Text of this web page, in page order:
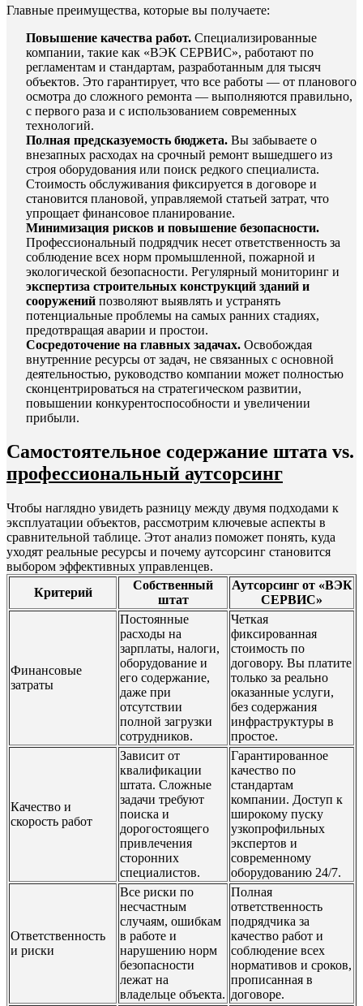
Главные преимущества, которые вы получаете:
Повышение качества работ. Специализированные
компании, такие как «ВЭК СЕРВИС», работают по
регламентам и стандартам, разработанным для тысяч
объектов. Это гарантирует, что все работы — от планового
осмотра до сложного ремонта — выполняются правильно,
с первого раза и с использованием современных
технологий.
Полная предсказуемость бюджета. Вы забываете о
внезапных расходах на срочный ремонт вышедшего из
строя оборудования или поиск редкого специалиста.
Стоимость обслуживания фиксируется в договоре и
становится плановой, управляемой статьей затрат, что
упрощает финансовое планирование.
Минимизация рисков и повышение безопасности.
Профессиональный подрядчик несет ответственность за
соблюдение всех норм промышленной, пожарной и
экологической безопасности. Регулярный мониторинг и
экспертиза строительных конструкций зданий и
сооружений позволяют выявлять и устранять
потенциальные проблемы на самых ранних стадиях,
предотвращая аварии и простои.
Сосредоточение на главных задачах. Освобождая
внутренние ресурсы от задач, не связанных с основной
деятельностью, руководство компании может полностью
сконцентрироваться на стратегическом развитии,
повышении конкурентоспособности и увеличении
прибыли.
Самостоятельное содержание штата vs.
профессиональный аутсорсинг
Чтобы наглядно увидеть разницу между двумя подходами к
эксплуатации объектов, рассмотрим ключевые аспекты в
сравнительной таблице. Этот анализ поможет понять, куда
уходят реальные ресурсы и почему аутсорсинг становится
выбором эффективных управленцев.
Критерий
Собственный
штат
Аутсорсинг от «ВЭК
СЕРВИС»
Финансовые
затраты
Постоянные
расходы на
зарплаты, налоги,
оборудование и
его содержание,
даже при
отсутствии
полной загрузки
сотрудников.
Четкая
фиксированная
стоимость по
договору. Вы платите
только за реально
оказанные услуги,
без содержания
инфраструктуры в
простое.
Качество и
скорость работ
Зависит от
квалификации
штата. Сложные
задачи требуют
поиска и
дорогостоящего
привлечения
сторонних
специалистов.
Гарантированное
качество по
стандартам
компании. Доступ к
широкому пуску
узкопрофильных
экспертов и
современному
оборудованию 24/7.
Ответственность
и риски
Все риски по
несчастным
случаям, ошибкам
в работе и
нарушению норм
безопасности
лежат на
владельце объекта.
Полная
ответственность
подрядчика за
качество работ и
соблюдение всех
нормативов и сроков,
прописанная в
договоре.